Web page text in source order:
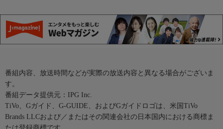
番組内容、放送時間などが実際の放送内容と異なる場合がございま
す。
番組データ提供元：IPG Inc.
TiVo、Gガイド、G-GUIDE、およびGガイドロゴは、米国TiVo
Brands LLCおよび／またはその関連会社の日本国内における商標ま